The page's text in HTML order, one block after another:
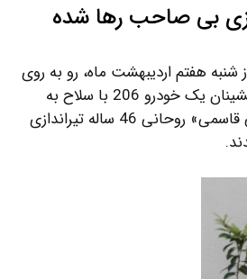
بی صاحب رها شده
12 ظهر روز شنبه هفتم اردیبهشت ماه، رو به روی
حوزه علمیه همدان، سرنشینان یک خودرو 206 با سلاح به
حجت الاسلام «مصطفی قاسمی» روحانی 46 ساله تیراندازی